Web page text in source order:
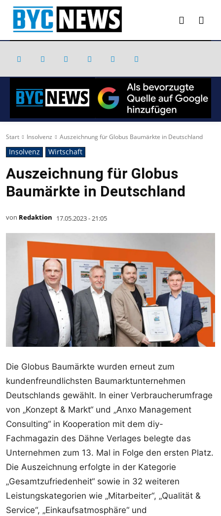
Start Insolvenz Auszeichnung für Globus Baumärkte in Deutschland
Insolvenz Wirtschaft
Auszeichnung für Globus
Baumärkte in Deutschland
von Redaktion 17.05.2023 - 21:05
Die Globus Baumärkte wurden erneut zum
kundenfreundlichsten Baumarktunternehmen
Deutschlands gewählt. In einer Verbraucherumfrage
von „Konzept & Markt“ und „Anxo Management
Consulting“ in Kooperation mit dem diy-
Fachmagazin des Dähne Verlages belegte das
Unternehmen zum 13. Mal in Folge den ersten Platz.
Die Auszeichnung erfolgte in der Kategorie
„Gesamtzufriedenheit“ sowie in 32 weiteren
Leistungskategorien wie „Mitarbeiter“, „Qualität &
Service“, „Einkaufsatmosphäre“ und